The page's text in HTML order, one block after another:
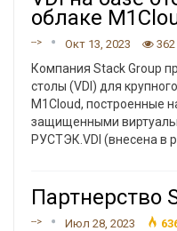
облаке
--> Окт 13, 2023 362
Компания Stack Group
столы (VDI) для
M1Cloud, построенные
защищенными
РУСТЭК.VDI (внесена в
Партнерство
--> Июл 28, 2023